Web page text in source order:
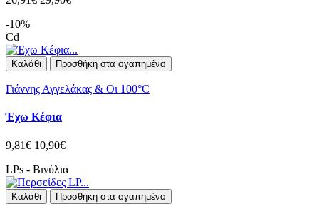
-10%
Cd
Καλάθι Προσθήκη στα αγαπημένα
Γιάννης Αγγελάκας & Οι 100°C
Έχω Κέφια
9,81€ 10,90€
LPs - Βινύλια
Καλάθι Προσθήκη στα αγαπημένα